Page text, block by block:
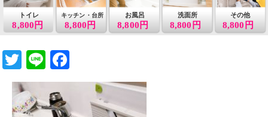
8,800円
トイレ
8,800円
キッチン・台所 お風呂
8,800円
洗面所
8,800円
その他
8,800円
T
wi
tt
Li
n
e
a